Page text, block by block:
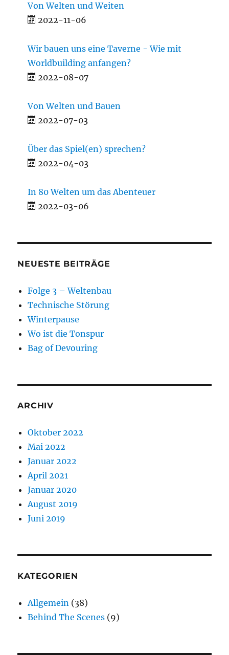
Von Welten und Weiten
2022-11-06
Wir bauen uns eine Taverne - Wie mit
Worldbuilding anfangen?
2022-08-07
Von Welten und Bauen
2022-07-03
Über das Spiel(en) sprechen?
2022-04-03
In 80 Welten um das Abenteuer
2022-03-06
NEUESTE BEITRÄGE
Folge 3 – Weltenbau
Technische Störung
Winterpause
Wo ist die Tonspur
Bag of Devouring
ARCHIV
Oktober 2022
Mai 2022
Januar 2022
April 2021
Januar 2020
August 2019
Juni 2019
KATEGORIEN
Allgemein (38)
Behind The Scenes (9)